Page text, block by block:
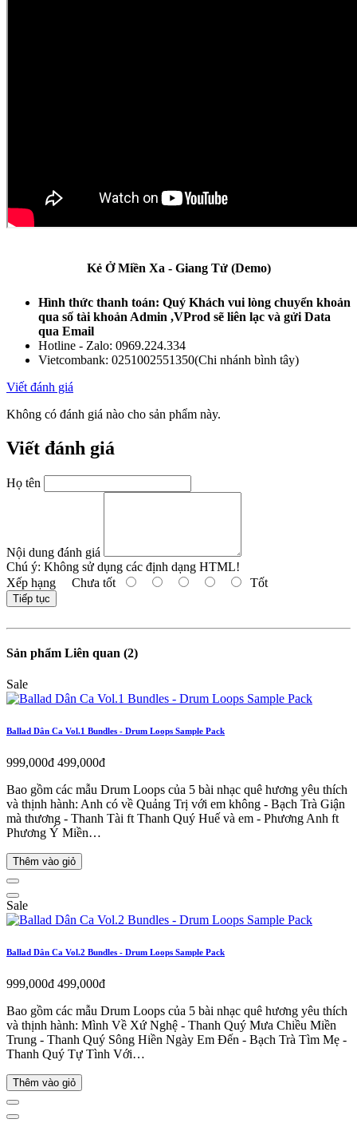
Kẻ Ở Miền Xa - Giang Tử (Demo)
Hình thức thanh toán: Quý Khách vui lòng chuyển khoản
qua số tài khoản Admin ,VProd sẽ liên lạc và gửi Data
qua Email
Hotline - Zalo: 0969.224.334
Vietcombank: 0251002551350(Chi nhánh bình tây)‪
Viết đánh giá
Không có đánh giá nào cho sản phẩm này.
Viết đánh giá
Họ tên
Nội dung đánh giá
Chú ý: Không sử dụng các định dạng HTML!
Xếp hạng Chưa tốt Tốt
Tiếp tục
Sản phẩm Liên quan (2)
Sale
Ballad Dân Ca Vol.1 Bundles - Drum Loops Sample Pack
999,000đ 499,000đ
Bao gồm các mẫu Drum Loops của 5 bài nhạc quê hương yêu thích
và thịnh hành: Anh có về Quảng Trị với em không - Bạch Trà Giận
mà thương - Thanh Tài ft Thanh Quý Huế và em - Phương Anh ft
Phương Ý Miền…
Thêm vào giỏ
Sale
Ballad Dân Ca Vol.2 Bundles - Drum Loops Sample Pack
999,000đ 499,000đ
Bao gồm các mẫu Drum Loops của 5 bài nhạc quê hương yêu thích
và thịnh hành: Mình Về Xứ Nghệ - Thanh Quý Mưa Chiều Miền
Trung - Thanh Quý Sông Hiền Ngày Em Đến - Bạch Trà Tìm Mẹ -
Thanh Quý Tự Tình Với…
Thêm vào giỏ